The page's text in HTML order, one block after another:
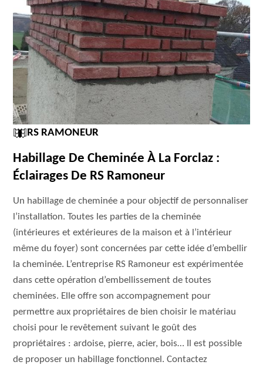
RS RAMONEUR
Habillage De Cheminée À La Forclaz :
Éclairages De RS Ramoneur
Un habillage de cheminée a pour objectif de personnaliser
l’installation. Toutes les parties de la cheminée
(intérieures et extérieures de la maison et à l’intérieur
même du foyer) sont concernées par cette idée d’embellir
la cheminée. L’entreprise RS Ramoneur est expérimentée
dans cette opération d’embellissement de toutes
cheminées. Elle offre son accompagnement pour
permettre aux propriétaires de bien choisir le matériau
choisi pour le revêtement suivant le goût des
propriétaires : ardoise, pierre, acier, bois… Il est possible
de proposer un habillage fonctionnel. Contactez